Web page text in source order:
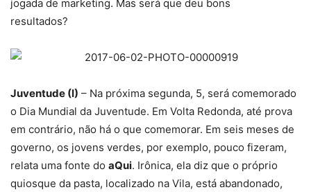
jogada de marketing. Mas será que deu bons
resultados?
Juventude (I) – Na próxima segunda, 5, será comemorado
o Dia Mundial da Juventude. Em Volta Redonda, até prova
em contrário, não há o que comemorar. Em seis meses de
governo, os jovens verdes, por exemplo, pouco fizeram,
relata uma fonte do aQui. Irônica, ela diz que o próprio
quiosque da pasta, localizado na Vila, está abandonado,